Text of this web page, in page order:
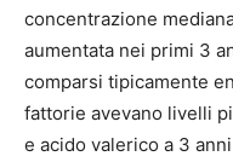
concentrazione
aumentata nei primi 3
comparsi tipicamente
fattorie avevano livelli
e acido valerico a 3